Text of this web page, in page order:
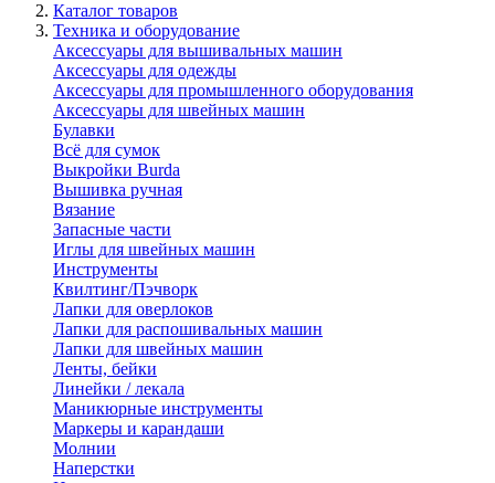
Каталог товаров
Техника и оборудование
Аксессуары для вышивальных машин
Аксессуары для одежды
Аксессуары для промышленного оборудования
Аксессуары для швейных машин
Булавки
Всё для сумок
Выкройки Burda
Вышивка ручная
Вязание
Запасные части
Иглы для швейных машин
Инструменты
Квилтинг/Пэчворк
Лапки для оверлоков
Лапки для распошивальных машин
Лапки для швейных машин
Ленты, бейки
Линейки / лекала
Маникюрные инструменты
Маркеры и карандаши
Молнии
Наперстки